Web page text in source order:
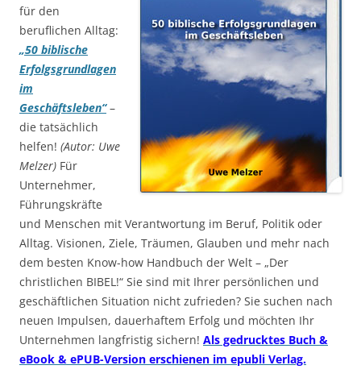
für den
beruflichen Alltag:
„50 biblische
Erfolgsgrundlagen
im
Geschäftsleben“–
die tatsächlich
helfen! (Autor: Uwe
Melzer) Für
Unternehmer,
Führungskräfte
und Menschen mit Verantwortung im Beruf, Politik oder
Alltag. Visionen, Ziele, Träumen, Glauben und mehr nach
dem besten Know-how Handbuch der Welt – „Der
christlichen BIBEL!“ Sie sind mit Ihrer persönlichen und
geschäftlichen Situation nicht zufrieden? Sie suchen nach
neuen Impulsen, dauerhaftem Erfolg und möchten Ihr
Unternehmen langfristig sichern! Als gedrucktes Buch &
eBook & ePUB-Version erschienen im epubli Verlag.